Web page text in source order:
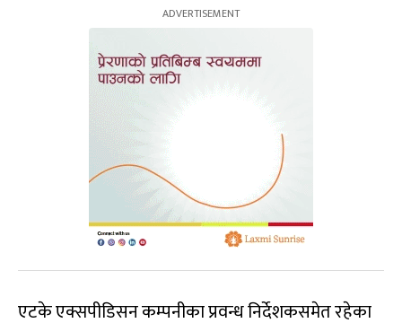
एटके एक्सपीडिसन कम्पनीका प्रवन्ध निर्देशकसमेत रहेका